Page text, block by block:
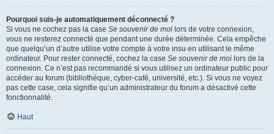
Pourquoi suis-je automatiquement déconnecté ?
Si vous ne cochez pas la case Se souvenir de moi lors de votre connexion,
vous ne resterez connecté que pendant une durée déterminée. Cela empêche
que quelqu’un d’autre utilise votre compte à votre insu en utilisant le même
ordinateur. Pour rester connecté, cochez la case Se souvenir de moi lors de la
connexion. Ce n’est pas recommandé si vous utilisez un ordinateur public pour
accéder au forum (bibliothèque, cyber-café, université, etc.). Si vous ne voyez
pas cette case, cela signifie qu’un administrateur du forum a désactivé cette
fonctionnalité.
Haut